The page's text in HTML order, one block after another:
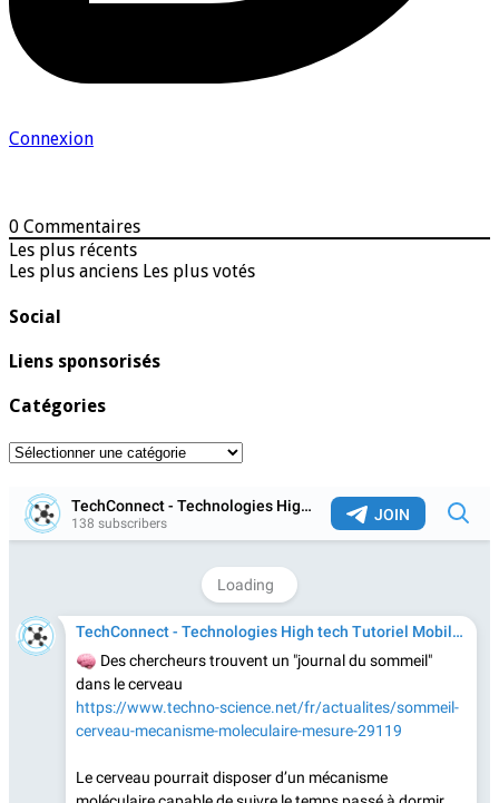
Connexion
0 Commentaires
Les plus récents
Les plus anciens Les plus votés
Social
Liens sponsorisés
Catégories
Catégories